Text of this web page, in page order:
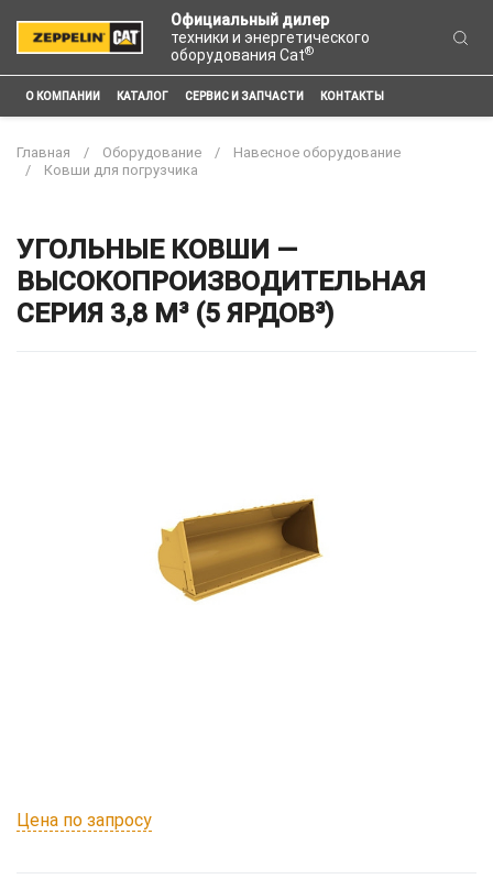
Официальный дилер
техники и энергетического
оборудования Cat®
О КОМПАНИИ КАТАЛОГ СЕРВИС И ЗАПЧАСТИ КОНТАКТЫ
Главная Оборудование
Навесное оборудование
Ковши для погрузчика
УГОЛЬНЫЕ КОВШИ —
ВЫСОКОПРОИЗВОДИТЕЛЬНАЯ
СЕРИЯ 3,8 М³ (5 ЯРДОВ³)
Цена по запросу